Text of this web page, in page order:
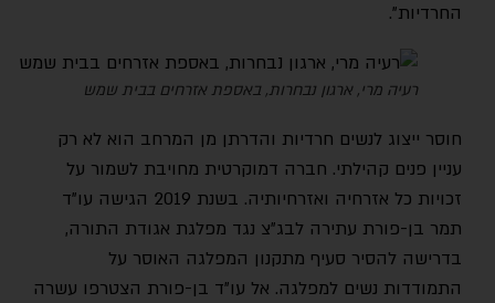
החרדיות".
רעיה מרי, ארגון נבחרות, באספת אזרחים בבית שמש
חוסר ייצוג לנשים חרדיות והדרתן מן המרחב הוא לא רק
עניין פנים קהילתי. חברה דמוקרטית מחויבת לשמור על
זכויות כל אזרחיה ואזרחיותיה. בשנת 2019 הגישה עו"ד
תמר בן-פורת עתירה לבג״צ נגד מפלגת אגודת התורה,
בדרישה להסיר סעיף מתקנון המפלגה האוסר על
התמודדות נשים למפלגה. אל עו״ד בן-פורת הצטרפו עשרה